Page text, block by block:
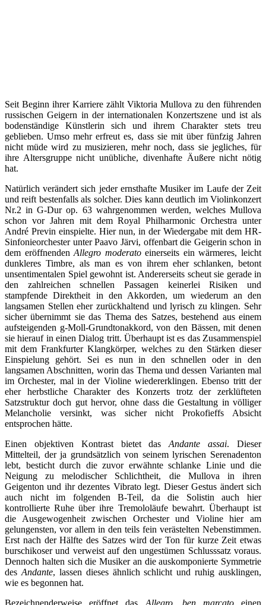
Seit Beginn ihrer Karriere zählt Viktoria Mullova zu den führenden
russischen Geigern in der internationalen Konzertszene und ist als
bodenständige Künstlerin sich und ihrem Charakter stets treu
geblieben. Umso mehr erfreut es, dass sie mit über fünfzig Jahren
nicht müde wird zu musizieren, mehr noch, dass sie jegliches, für
ihre Altersgruppe nicht unübliche, divenhafte Äußere nicht nötig
hat.
Natürlich verändert sich jeder ernsthafte Musiker im Laufe der Zeit
und reift bestenfalls als solcher. Dies kann deutlich im Violinkonzert
Nr.2 in G-Dur op. 63 wahrgenommen werden, welches Mullova
schon vor Jahren mit dem Royal Philharmonic Orchestra unter
André Previn einspielte. Hier nun, in der Wiedergabe mit dem HR-
Sinfonieorchester unter Paavo Järvi, offenbart die Geigerin schon in
dem eröffnendenAllegro moderatoeinerseits ein wärmeres, leicht
dunkleres Timbre, als man es von ihrem eher schlanken, betont
unsentimentalen Spiel gewohnt ist. Andererseits scheut sie gerade in
den zahlreichen schnellen Passagen keinerlei Risiken und
stampfende Direktheit in den Akkorden, um wiederum an den
langsamen Stellen eher zurückhaltend und lyrisch zu klingen. Sehr
sicher übernimmt sie das Thema des Satzes, bestehend aus einem
aufsteigenden g-Moll-Grundtonakkord, von den Bässen, mit denen
sie hierauf in einen Dialog tritt. Überhaupt ist es das Zusammenspiel
mit dem Frankfurter Klangkörper, welches zu den Stärken dieser
Einspielung gehört. Sei es nun in den schnellen oder in den
langsamen Abschnitten, worin das Thema und dessen Varianten mal
im Orchester, mal in der Violine wiedererklingen. Ebenso tritt der
eher herbstliche Charakter des Konzerts trotz der zerklüfteten
Satzstruktur doch gut hervor, ohne dass die Gestaltung in völliger
Melancholie versinkt, was sicher nicht Prokofieffs Absicht
entsprochen hätte.
Einen objektiven Kontrast bietet dasAndante assai. Dieser
Mittelteil, der ja grundsätzlich von seinem lyrischen Serenadenton
lebt, besticht durch die zuvor erwähnte schlanke Linie und die
Neigung zu melodischer Schlichtheit, die Mullova in ihren
Geigenton und ihr dezentes Vibrato legt. Dieser Gestus ändert sich
auch nicht im folgenden B-Teil, da die Solistin auch hier
kontrollierte Ruhe über ihre Tremololäufe bewahrt. Überhaupt ist
die Ausgewogenheit zwischen Orchester und Violine hier am
gelungensten, vor allem in den teils fein verästelten Nebenstimmen.
Erst nach der Hälfte des Satzes wird der Ton für kurze Zeit etwas
burschikoser und verweist auf den ungestümen Schlusssatz voraus.
Dennoch halten sich die Musiker an die auskomponierte Symmetrie
des Andante, lassen dieses ähnlich schlicht und ruhig ausklingen,
wie es begonnen hat.